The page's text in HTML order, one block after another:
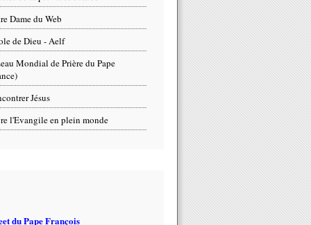
Dame du Web
de Dieu - Aelf
Mondial de Prière du Pape
Jésus
l'Evangile en plein monde
du Pape François